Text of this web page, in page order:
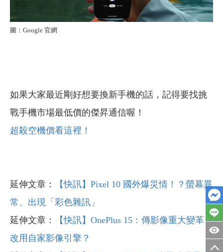
圖：Google 官網
如果大家最近剛好想要換新手機的話，記得要找挑
戰手機市場最低價的傑昇通信喔！
超殺空機價看這裡！
延伸文章：
【快訊】Pixel 10 國外爆災情！？螢幕異
常、出現「彩色雜訊」
延伸文章：
【快訊】OnePlus 15：傳影像重大變革，
改用自家影像引擎？